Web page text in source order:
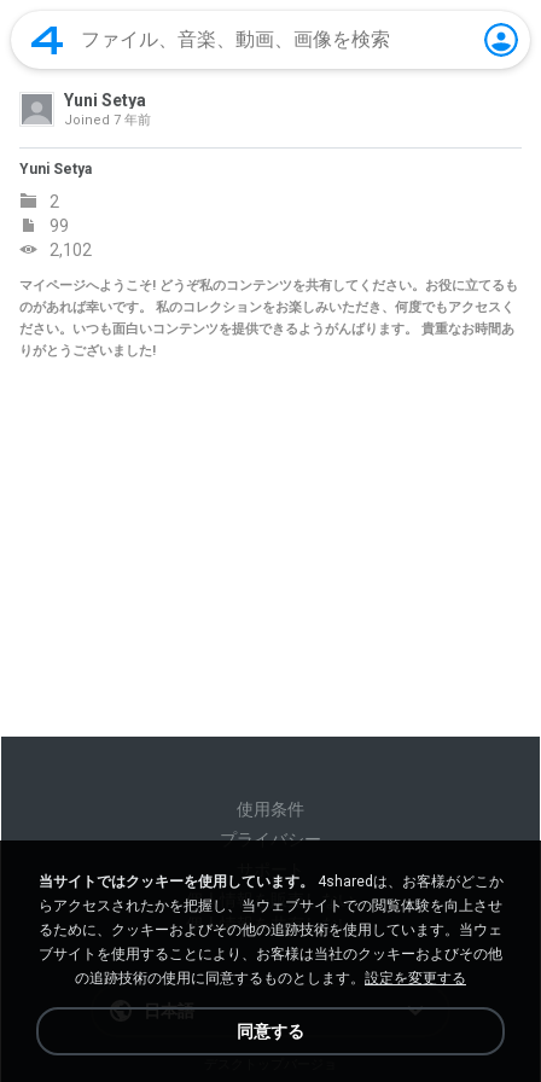
Yuni Setya
Joined 7 年前
Yuni Setya
2
99
2,102
マイページへようこそ! どうぞ私のコンテンツを共有してください。お役に立てるも
のがあれば幸いです。 私のコレクションをお楽しみいただき、何度でもアクセスく
ださい。いつも面白いコンテンツを提供できるようがんばります。 貴重なお時間あ
りがとうございました!
使用条件
プライバシー
個人情報を販売しない
個人情報を共有しない
日本語
当サイトではクッキーを使用しています。
4sharedは、お客様がどこか
らアクセスされたかを把握し、当ウェブサイトでの閲覧体験を向上させ
るために、クッキーおよびその他の追跡技術を使用しています。当ウェ
ブサイトを使用することにより、お客様は当社のクッキーおよびその他
の追跡技術の使用に同意するものとします。 設定を変更する
同意する